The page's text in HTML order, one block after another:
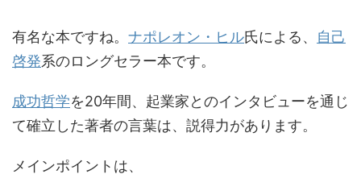
有名な本ですね。 ナポレオン・ヒル氏による、 自己
啓発系のロングセラー本です。
成功哲学を20年間、起業家とのインタビューを通じ
て確立した著者の言葉は、説得力があります。
メインポイントは、